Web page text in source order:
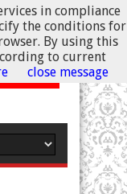
in compliance
the conditions for
By using this
to current
close message